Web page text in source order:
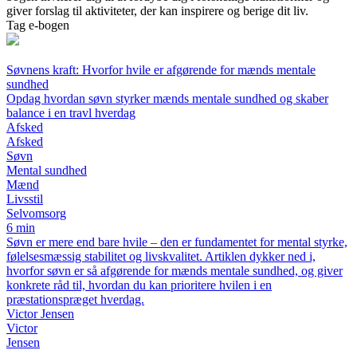
giver forslag til aktiviteter, der kan inspirere og berige dit liv.
Tag e-bogen
Søvnens kraft: Hvorfor hvile er afgørende for mænds mentale
sundhed
Opdag hvordan søvn styrker mænds mentale sundhed og skaber
balance i en travl hverdag
Afsked
Afsked
Søvn
Mental sundhed
Mænd
Livsstil
Selvomsorg
6 min
Søvn er mere end bare hvile – den er fundamentet for mental styrke,
følelsesmæssig stabilitet og livskvalitet. Artiklen dykker ned i,
hvorfor søvn er så afgørende for mænds mentale sundhed, og giver
konkrete råd til, hvordan du kan prioritere hvilen i en
præstationspræget hverdag.
Victor Jensen
Victor
Jensen